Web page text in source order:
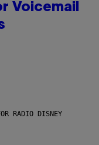
Voicemail
RADIO DISNEY